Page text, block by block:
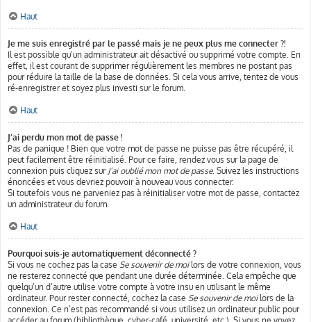
Haut
Je me suis enregistré par le passé mais je ne peux plus me connecter ?!
Il est possible qu’un administrateur ait désactivé ou supprimé votre compte. En
effet, il est courant de supprimer régulièrement les membres ne postant pas
pour réduire la taille de la base de données. Si cela vous arrive, tentez de vous
ré-enregistrer et soyez plus investi sur le forum.
Haut
J’ai perdu mon mot de passe !
Pas de panique ! Bien que votre mot de passe ne puisse pas être récupéré, il
peut facilement être réinitialisé. Pour ce faire, rendez vous sur la page de
connexion puis cliquez sur J’ai oublié mon mot de passe. Suivez les instructions
énoncées et vous devriez pouvoir à nouveau vous connecter.
Si toutefois vous ne parveniez pas à réinitialiser votre mot de passe, contactez
un administrateur du forum.
Haut
Pourquoi suis-je automatiquement déconnecté ?
Si vous ne cochez pas la case Se souvenir de moilors de votre connexion, vous
ne resterez connecté que pendant une durée déterminée. Cela empêche que
quelqu’un d’autre utilise votre compte à votre insu en utilisant le même
ordinateur. Pour rester connecté, cochez la case Se souvenir de moilors de la
connexion. Ce n’est pas recommandé si vous utilisez un ordinateur public pour